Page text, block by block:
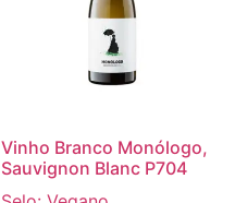
Vinho Branco Monólogo,
Sauvignon Blanc P704